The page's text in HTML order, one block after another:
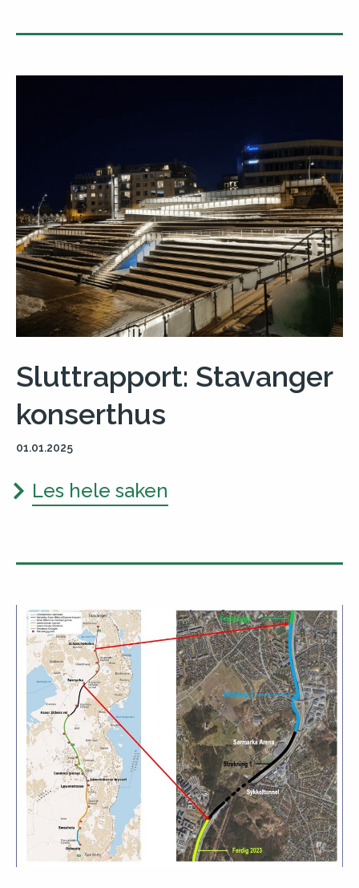
Sluttrapport: Stavanger
konserthus
01.01.2025
Les hele saken